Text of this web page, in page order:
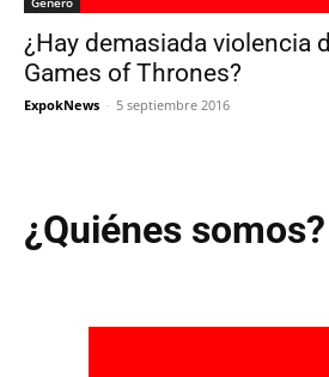
¿Hay demasiada violencia
Games of Thrones?
ExpokNews - 5 septiembre 2016
¿Quiénes somos?